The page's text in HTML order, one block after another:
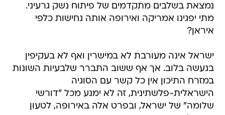
נמצאת בשלבים מתקדמים של פיתוח נשק גרעיני.
מתי יפגינו אמריקה ואירופה אותה נחישות כלפי
איראן?
ישראל אינה מעורבת לא במישרין ואף לא בעקיפין
בנעשה בלוב. אך אף ששוב התברר שלבעיות השונות
במזרח התיכון אין כל קשר עם הסוגיה
הישראלית-פלשתינית, זה לא ימנע מכל "דורשי
שלומה" של ישראל, ובפרט אלה באירופה, לטעון